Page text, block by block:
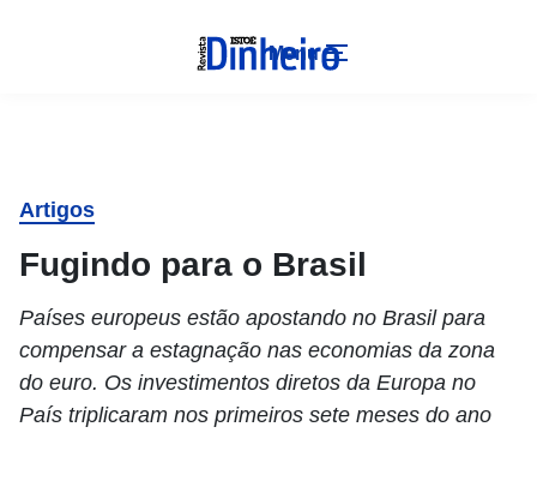
Menu
Artigos
Fugindo para o Brasil
Países europeus estão apostando no Brasil para
compensar a estagnação nas economias da zona
do euro. Os investimentos diretos da Europa no
País triplicaram nos primeiros sete meses do ano